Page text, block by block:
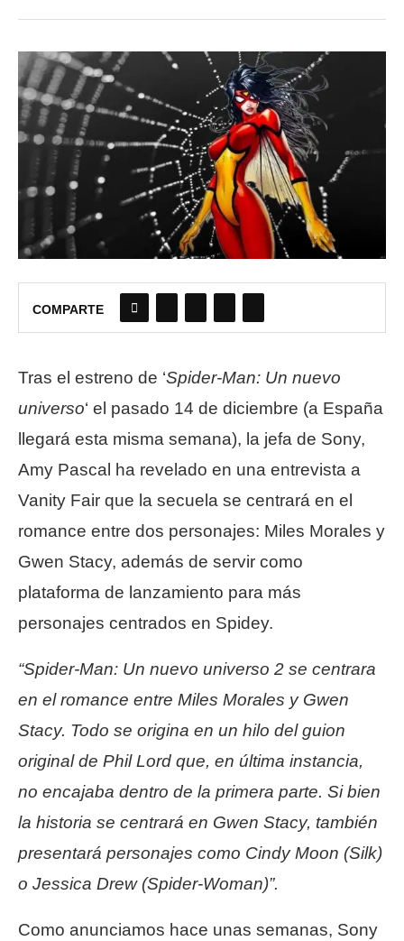
COMPARTE
Tras el estreno de ‘Spider-Man: Un nuevo
universo‘ el pasado 14 de diciembre (a España
llegará esta misma semana), la jefa de Sony,
Amy Pascal ha revelado en una entrevista a
Vanity Fair que la secuela se centrará en el
romance entre dos personajes: Miles Morales y
Gwen Stacy, además de servir como
plataforma de lanzamiento para más
personajes centrados en Spidey.
“Spider-Man: Un nuevo universo 2 se centrara
en el romance entre Miles Morales y Gwen
Stacy. Todo se origina en un hilo del guion
original de Phil Lord que, en última instancia,
no encajaba dentro de la primera parte. Si bien
la historia se centrará en Gwen Stacy, también
presentará personajes como Cindy Moon (Silk)
o Jessica Drew (Spider-Woman)”.
Como anunciamos hace unas semanas, Sony